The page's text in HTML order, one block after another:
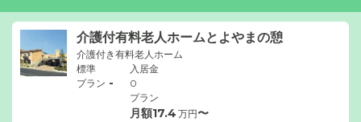
介護付有料老人ホームとよやまの憩
介護付き有料老人ホーム
標準
プラン -
入居金
0
プラン
月額17.4 万円〜